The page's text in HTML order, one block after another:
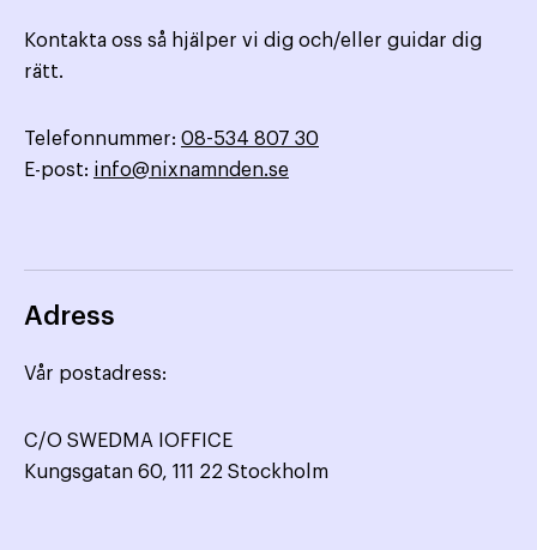
Kontakta oss så hjälper vi dig och/eller guidar dig
rätt.
Telefonnummer: 08-534 807 30
E-post: info@nixnamnden.se
Adress
Vår postadress:
C/O SWEDMA IOFFICE
Kungsgatan 60, 111 22 Stockholm